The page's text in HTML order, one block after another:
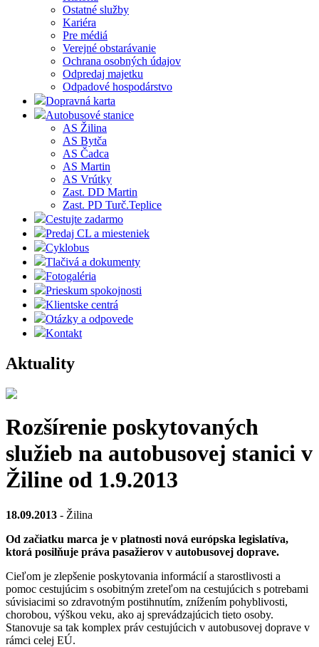
Ostatné služby
Kariéra
Pre médiá
Verejné obstarávanie
Ochrana osobných údajov
Odpredaj majetku
Odpadové hospodárstvo
Dopravná karta
Autobusové stanice
AS Žilina
AS Bytča
AS Čadca
AS Martin
AS Vrútky
Zast. DD Martin
Zast. PD Turč.Teplice
Cestujte zadarmo
Predaj CL a miesteniek
Cyklobus
Tlačivá a dokumenty
Fotogaléria
Prieskum spokojnosti
Klientske centrá
Otázky a odpovede
Kontakt
Aktuality
Rozšírenie poskytovaných
služieb na autobusovej stanici v
Žiline od 1.9.2013
18.09.2013 - Žilina
Od začiatku marca je v platnosti nová európska legislatíva,
ktorá posilňuje práva pasažierov v autobusovej doprave.
Cieľom je zlepšenie poskytovania informácií a starostlivosti a
pomoc cestujúcim s osobitným zreteľom na cestujúcich s potrebami
súvisiacimi so zdravotným postihnutím, znížením pohyblivosti,
chorobou, výškou veku, ako aj sprevádzajúcich tieto osoby.
Stanovuje sa tak komplex práv cestujúcich v autobusovej doprave v
rámci celej EÚ.